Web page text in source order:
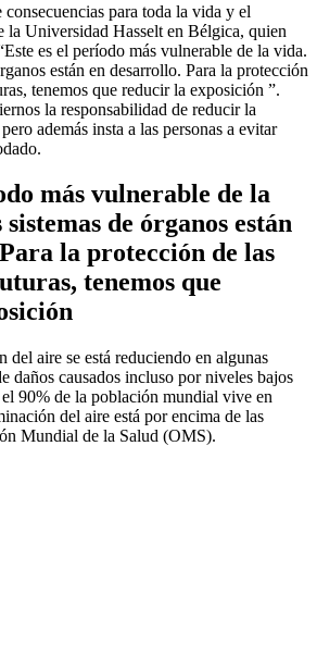
para toda la vida y el
Universidad Hasselt en Bélgica, quien
es el período más vulnerable de la vida.
están en desarrollo. Para la protección
tenemos que reducir la exposición ”.
la responsabilidad de reducir la
además insta a las personas a evitar
más vulnerable de la
de órganos están
la protección de las
tenemos que
del aire se está reduciendo en algunas
daños causados incluso por niveles bajos
90% de la población mundial vive en
del aire está por encima de las
Mundial de la Salud (OMS).